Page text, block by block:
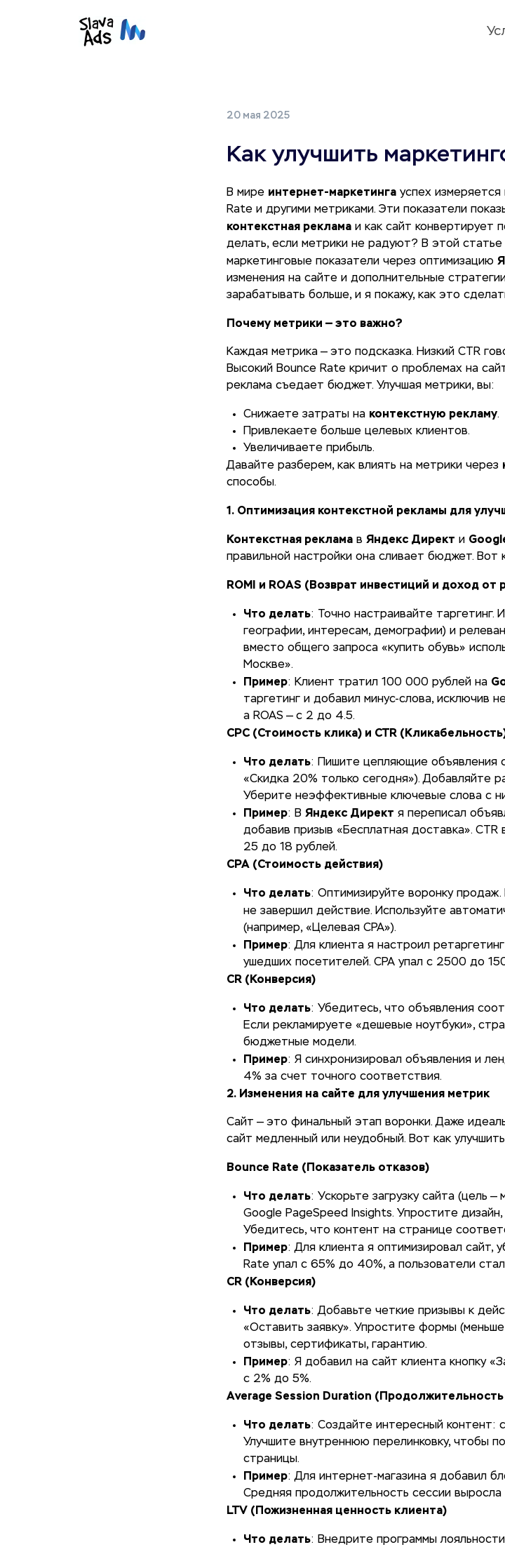
20 мая 2025
Как улучшить
В мире интернет-маркетинга успех измеряется
Rate и другими метриками. Эти показатели
контекстная реклама и как сайт конвертирует
делать, если метрики не радуют? В этой статье
маркетинговые показатели через оптимизацию
изменения на сайте и дополнительные
зарабатывать больше, и я покажу, как это
Почему метрики — это важно?
Каждая метрика — это подсказка. Низкий CTR
Высокий Bounce Rate кричит о проблемах на
реклама съедает бюджет. Улучшая метрики, вы:
Снижаете затраты на контекстную рекламу.
Привлекаете больше целевых клиентов.
Увеличиваете прибыль.
Давайте разберем, как влиять на метрики через
способы.
1. Оптимизация контекстной рекламы для
Контекстная реклама в Яндекс Директ и
правильной настройки она сливает бюджет. Вот
ROMI и ROAS (Возврат инвестиций и доход от
Что делать: Точно настраивайте таргетинг.
географии, интересам, демографии) и
вместо общего запроса «купить обувь»
Москве».
Пример: Клиент тратил 100 000 рублей на
таргетинг и добавил минус-слова, исключив
а ROAS — с 2 до 4.5.
CPC (Стоимость клика) и CTR
Что делать: Пишите цепляющие объявления
«Скидка 20% только сегодня»). Добавляйте
Уберите неэффективные ключевые слова с
Пример: В Яндекс Директ я переписал
добавив призыв «Бесплатная доставка».
25 до 18 рублей.
CPA (Стоимость действия)
Что делать: Оптимизируйте воронку
не завершил действие. Используйте
(например, «Целевая CPA»).
Пример: Для клиента я настроил
ушедших посетителей. CPA упал с 2500 до
CR (Конверсия)
Что делать: Убедитесь, что объявления
Если рекламируете «дешевые ноутбуки»,
бюджетные модели.
Пример: Я синхронизировал объявления и
4% за счет точного соответствия.
2. Изменения на сайте для улучшения метрик
Сайт — это финальный этап воронки. Даже
сайт медленный или неудобный. Вот как
Bounce Rate (Показатель отказов)
Что делать: Ускорьте загрузку сайта (цель
Google PageSpeed Insights. Упростите
Убедитесь, что контент на странице
Пример: Для клиента я оптимизировал сайт,
Rate упал с 65% до 40%, а пользователи
CR (Конверсия)
Что делать: Добавьте четкие призывы к
«Оставить заявку». Упростите формы
отзывы, сертификаты, гарантию.
Пример: Я добавил на сайт клиента кнопку
с 2% до 5%.
Average Session Duration (Продолжительность
Что делать: Создайте интересный контент:
Улучшите внутреннюю перелинковку, чтобы
страницы.
Пример: Для интернет-магазина я добавил
Средняя продолжительность сессии выросла
LTV (Пожизненная ценность клиента)
Что делать: Внедрите программы